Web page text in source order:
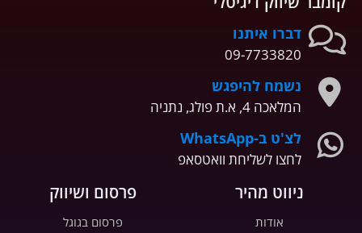
דברו איתנו
09-7733820
נשמח להיפגש
המלאכה 4, א.ת פולג, נתניה
לצ'ט ב-WhatsApp
לחצו לשליחת וואטסאפ
ניווט מהיר
אודות
פרסום ושיווק
פרסום בגוגל